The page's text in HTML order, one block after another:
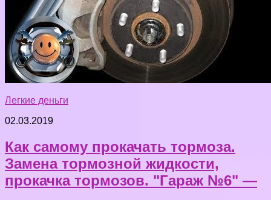
Легкие деньги
02.03.2019
Как самому прокачать тормоза.
Замена тормозной жидкости,
прокачка тормозов. "Гараж №6" —